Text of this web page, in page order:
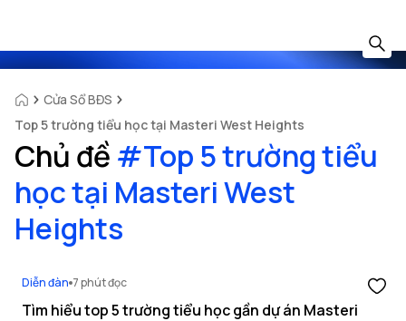
Cửa Sổ BĐS
Top 5 trường tiểu học tại Masteri West Heights
Chủ đề #Top 5 trường tiểu
học tại Masteri West
Heights
Diễn đàn 7 phút đọc
Tìm hiểu top 5 trường tiểu học gần dự án Masteri